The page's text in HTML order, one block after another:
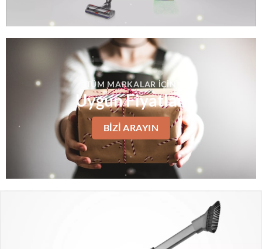
TÜM MARKALAR IÇIN
Uygun Fiyatlar
BIZI ARAYIN